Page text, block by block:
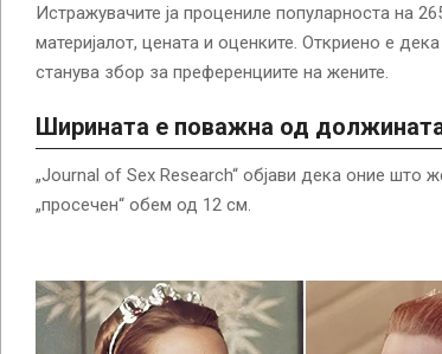
Истражувачите ја процениле популарноста на
материјалот, цената и оценките. Откриено е
станува збор за преференциите на жените.
Ширината е поважна од
„Journal of Sex Research“ објави дека оние што
„просечен“ обем од 12 см.